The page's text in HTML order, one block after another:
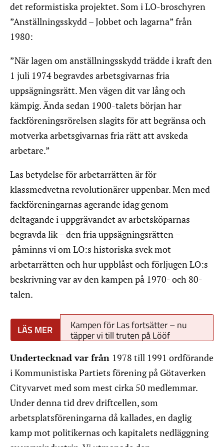
det reformistiska projektet. Som i LO-broschyren
”Anställningsskydd – Jobbet och lagarna” från
1980:
”När lagen om anställningsskydd trädde i kraft den
1 juli 1974 begravdes arbetsgivarnas fria
uppsägningsrätt. Men vägen dit var lång och
kämpig. Ända sedan 1900-talets början har
fackföreningsrörelsen slagits för att begränsa och
motverka arbetsgivarnas fria rätt att avskeda
arbetare.”
Las betydelse för arbetarrätten är för
klassmedvetna revolutionärer uppenbar. Men med
fackföreningarnas agerande idag genom
deltagande i uppgrävandet av arbetsköparnas
begravda lik – den fria uppsägningsrätten –
påminns vi om LO:s historiska svek mot
arbetarrätten och hur uppblåst och förljugen LO:s
beskrivning var av den kampen på 1970- och 80-
talen.
Kampen för Las fortsätter – nu
täpper vi till truten på Lööf
Undertecknad var från 1978 till 1991 ordförande
i Kommunistiska Partiets förening på Götaverken
Cityvarvet med som mest cirka 50 medlemmar.
Under denna tid drev driftcellen, som
arbetsplatsföreningarna då kallades, en daglig
kamp mot politikernas och kapitalets nedläggning